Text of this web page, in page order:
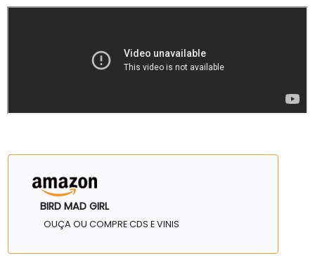
BIRD MAD GIRL
OUÇA OU COMPRE CDS E VINIS